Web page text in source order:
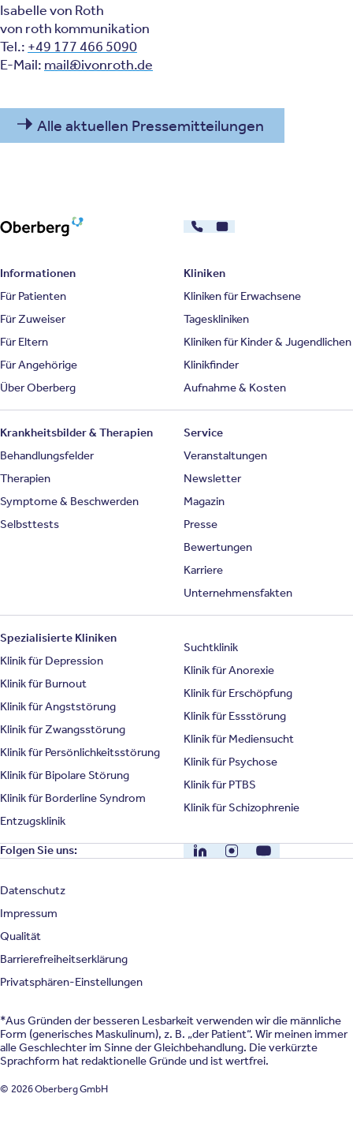
Isabelle von Roth
von roth kommunikation
Tel.: +49 177 466 5090
E-Mail: mail@ivonroth.de
Alle aktuellen Pressemitteilungen
030 - 26478607
Kontakt
Informationen
Für Patienten
Für Zuweiser
Für Eltern
Für Angehörige
Über Oberberg
Kliniken
Kliniken für Erwachsene
Tageskliniken
Kliniken für Kinder & Jugendlichen
Klinikfinder
Aufnahme & Kosten
Krankheitsbilder & Therapien
Behandlungsfelder
Therapien
Symptome & Beschwerden
Selbsttests
Service
Veranstaltungen
Newsletter
Magazin
Presse
Bewertungen
Karriere
Unternehmensfakten
Spezialisierte Kliniken
Klinik für Depression
Klinik für Burnout
Klinik für Angststörung
Klinik für Zwangsstörung
Klinik für Persönlichkeitsstörung
Klinik für Bipolare Störung
Klinik für Borderline Syndrom
Entzugsklinik
Suchtklinik
Klinik für Anorexie
Klinik für Erschöpfung
Klinik für Essstörung
Klinik für Mediensucht
Klinik für Psychose
Klinik für PTBS
Klinik für Schizophrenie
Folgen Sie uns: LinkedInInstagramYouTube
Datenschutz
Impressum
Qualität
Barrierefreiheitserklärung
Privatsphären-Einstellungen
*Aus Gründen der besseren Lesbarkeit verwenden wir die männliche
Form (generisches Maskulinum), z. B. „der Patient“. Wir meinen immer
alle Geschlechter im Sinne der Gleichbehandlung. Die verkürzte
Sprachform hat redaktionelle Gründe und ist wertfrei.
© 2026 Oberberg GmbH